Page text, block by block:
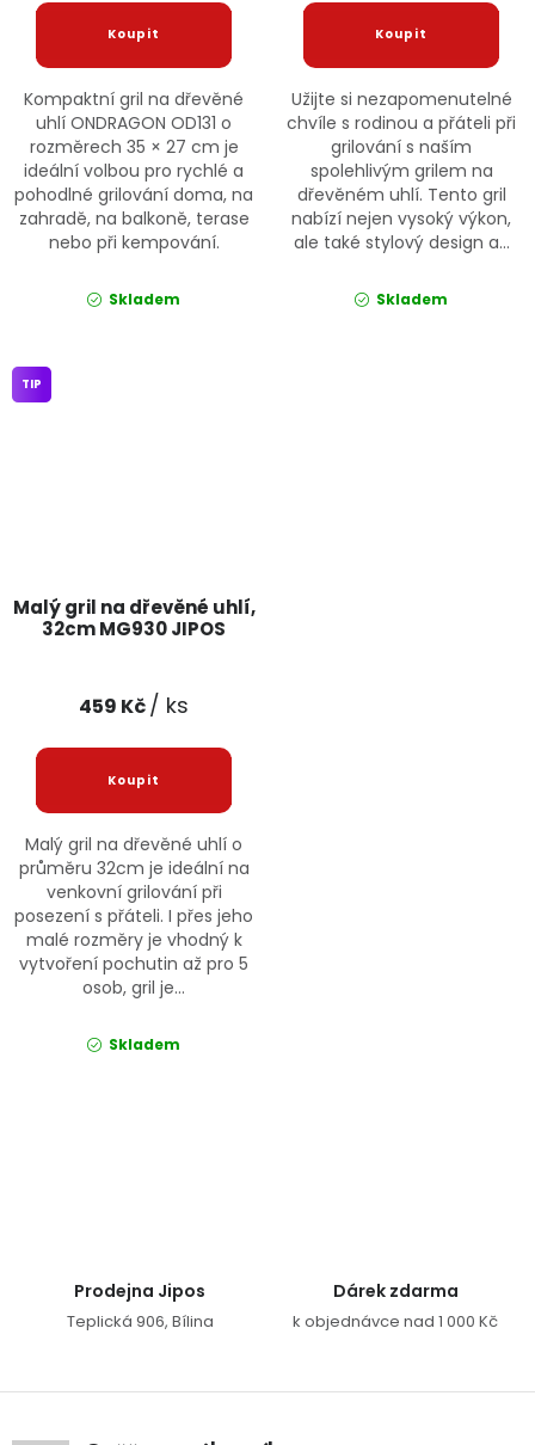
Kompaktní gril na dřevěné
uhlí ONDRAGON OD131 o
rozměrech 35 × 27 cm je
ideální volbou pro rychlé a
pohodlné grilování doma, na
zahradě, na balkoně, terase
nebo při kempování.
Skladem
Užijte si nezapomenutelné
chvíle s rodinou a přáteli při
grilování s naším
spolehlivým grilem na
dřevěném uhlí. Tento gril
nabízí nejen vysoký výkon,
ale také stylový design a...
Skladem
Malý gril na dřevěné uhlí,
32cm MG930 JIPOS
TIP
459 Kč/ ks
Malý gril na dřevěné uhlí o
průměru 32cm je ideální na
venkovní grilování při
posezení s přáteli. I přes jeho
malé rozměry je vhodný k
vytvoření pochutin až pro 5
osob, gril je...
Skladem
Prodejna Jipos
Teplická 906, Bílina
Dárek zdarma
k objednávce nad 1 000 Kč